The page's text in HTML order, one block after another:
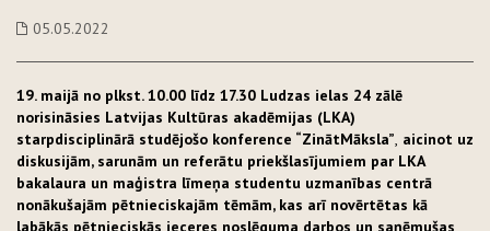
05.05.2022
19. maijā no plkst. 10.00 līdz 17.30 Ludzas ielas 24 zālē
norisināsies Latvijas Kultūras akadēmijas (LKA)
starpdisciplinārā studējošo konference “ZinātMāksla”, aicinot uz
diskusijām, sarunām un referātu priekšlasījumiem par LKA
bakalaura un maģistra līmeņa studentu uzmanības centrā
nonākušajām pētnieciskajām tēmām, kas arī novērtētas kā
labākās pētnieciskās ieceres noslēguma darbos un saņēmušas